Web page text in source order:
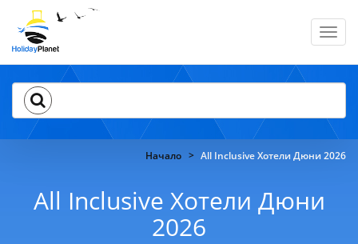
Начало All Inclusive Хотели Дюни 2026
All Inclusive Хотели Дюни
2026